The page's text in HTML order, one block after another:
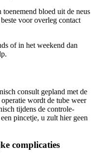
bloed uit de neus
voor overleg contact
of in het weekend dan
consult gepland met de
wordt de tube weer
tijdens de controle-
pincetje, u zult hier geen
complicaties